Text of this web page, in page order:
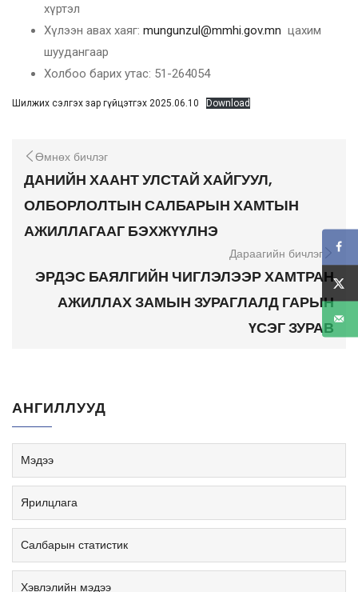
хүртэл
Хүлээн авах хаяг: mungunzul@mmhi.gov.mn цахим
шуудангаар
Холбоо барих утас: 51-264054
Шилжих сэлгэх зар гүйцэтгэх 2025.06.10 Download
Өмнөх бичлэг
ДАНИЙН ХААНТ УЛСТАЙ ХАЙГУУЛ,
ОЛБОРЛОЛТЫН САЛБАРЫН ХАМТЫН
АЖИЛЛАГААГ БЭХЖҮҮЛНЭ
Дараагийн бичлэг
ЭРДЭС БАЯЛГИЙН ЧИГЛЭЛЭЭР ХАМТРАН
АЖИЛЛАХ ЗАМЫН ЗУРАГЛАЛД ГАРЫН
ҮСЭГ ЗУРАВ
АНГИЛЛУУД
Мэдээ
Ярилцлага
Салбарын статистик
Хэвлэлийн мэдээ